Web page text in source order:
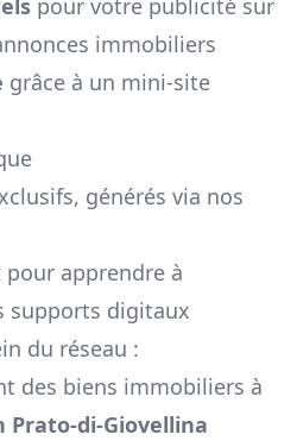
pour votre publicité sur
immobiliers
grâce à un mini-site
générés via nos
apprendre à
supports digitaux
du réseau :
des biens immobiliers à
Prato-di-Giovellina